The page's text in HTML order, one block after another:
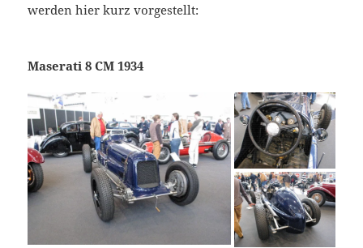
werden hier kurz vorgestellt:
Maserati 8 CM 1934